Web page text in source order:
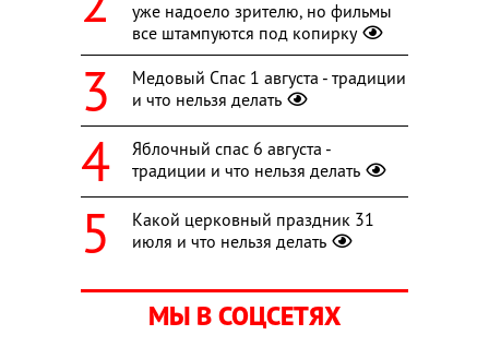
уже надоело зрителю, но фильмы
все штампуются под копирку
Медовый Спас 1 августа - традиции
и что нельзя делать
Яблочный спас 6 августа -
традиции и что нельзя делать
Какой церковный праздник 31
июля и что нельзя делать
МЫ В СОЦСЕТЯХ